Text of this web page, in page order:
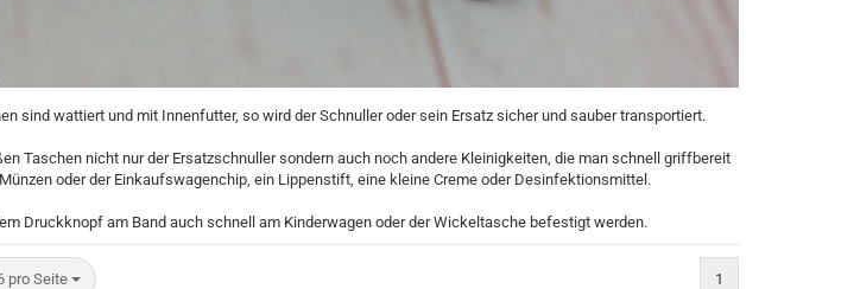
sind wattiert und mit Innenfutter, so wird der Schnuller oder sein Ersatz sicher und sauber transportiert.
Taschen nicht nur der Ersatzschnuller sondern auch noch andere Kleinigkeiten, die man schnell griffbereit
oder der Einkaufswagenchip, ein Lippenstift, eine kleine Creme oder Desinfektionsmittel.
Druckknopf am Band auch schnell am Kinderwagen oder der Wickeltasche befestigt werden.
pro Seite
Seite 1